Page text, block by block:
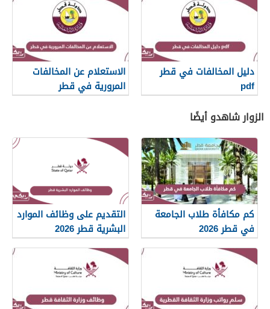
دليل المخالفات في قطر
pdf
الاستعلام عن المخالفات
المرورية في قطر
الزوار شاهدو أيضًا
كم مكافأة طلاب الجامعة
في قطر 2026
التقديم على وظائف الموارد
البشرية قطر 2026